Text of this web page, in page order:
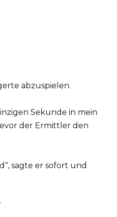
abzuspielen.
Sekunde in mein
der Ermittler den
sagte er sofort und